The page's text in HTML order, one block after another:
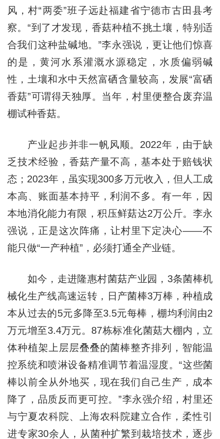
风，村“两委”班子远赴福建省宁德市古田县考
察。“到了才发现，香菇种植不挑土壤，特别适
合我们这种盐碱地。”李永强说，更让他们惊喜
的是，黄河水系灌溉水源稳定，水质偏弱碱
性，土壤和水中天然富硒含量较高，发展“富硒
香菇”可谓得天独厚。当年，村里便整合废弃温
棚试种香菇。
产业起步并非一帆风顺。2022年，由于缺
乏技术经验，香菇产量不高，基本处于赔钱状
态；2023年，虽实现300多万元收入，但人工成
本高、账面基本持平，利润不多。有一年，因
本地消化能力有限，积压鲜菇达2万公斤。李永
强说，正是这次阵痛，让村里下定决心——不
能只做“一产种植”，必须打通全产业链。
如今，走进隆惠村菌菇产业园，3条菌棒机
械化生产线高速运转，日产菌棒3万棒，种植成
本从过去的5元多降至3.5元每棒，棚均利润由2
万元增至3.4万元。87栋标准化菌菇大棚内，立
体种植架上层层叠叠的菌棒整齐排列，智能温
控系统和喷淋设备精准调节着温湿度。“这些菌
棒以前全从外地买，现在我们自己生产，成本
降了，品质反而更可控。”李永强介绍，村里还
与宁夏农科院、上海农科院建立合作，柔性引
进专家30余人，从菌种扩繁到栽培技术，逐步